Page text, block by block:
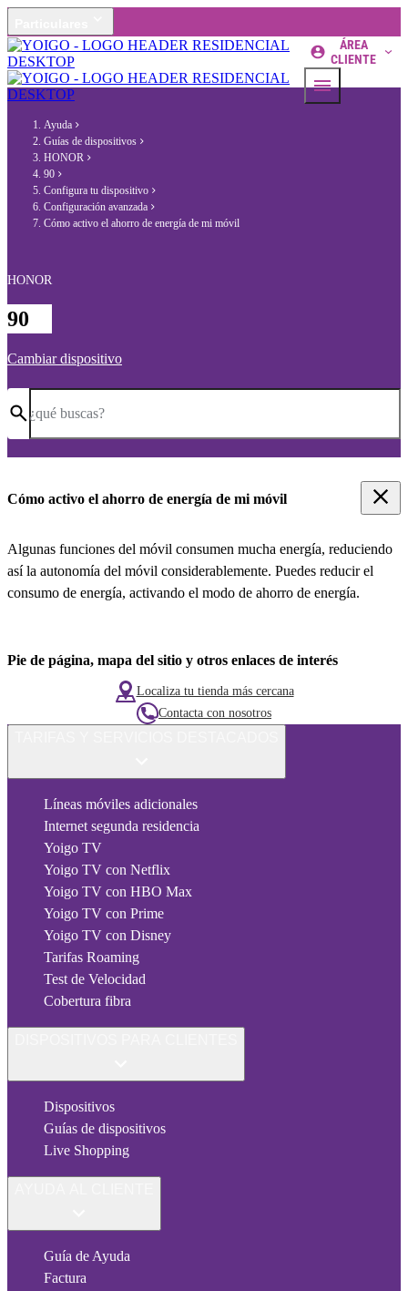
ÁREA
CLIENTE
Ayuda
Guías de dispositivos
HONOR
90
Configura tu dispositivo
Configuración avanzada
Cómo activo el ahorro de energía de mi móvil
HONOR
90
Cambiar dispositivo
¿qué buscas?
Cómo activo el ahorro de energía de mi móvil
Algunas funciones del móvil consumen mucha energía, reduciendo
así la autonomía del móvil considerablemente. Puedes reducir el
consumo de energía, activando el modo de ahorro de energía.
Pie de página, mapa del sitio y otros enlaces de interés
Localiza tu tienda más cercana
Contacta con nosotros
Líneas móviles adicionales
Internet segunda residencia
Yoigo TV
Yoigo TV con Netflix
Yoigo TV con HBO Max
Yoigo TV con Prime
Yoigo TV con Disney
Tarifas Roaming
Test de Velocidad
Cobertura fibra
Dispositivos
Guías de dispositivos
Live Shopping
Guía de Ayuda
Factura